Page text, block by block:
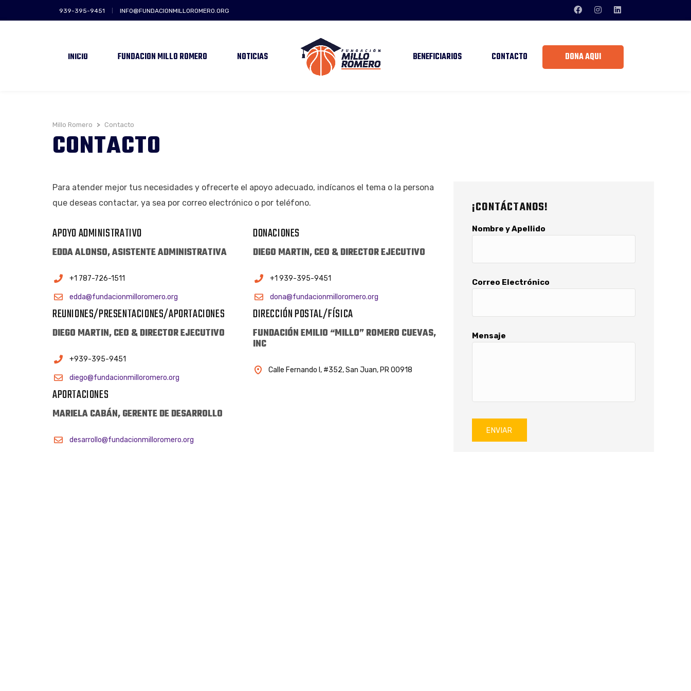
939-395-9451 INFO@FUNDACIONMILLOROMERO.ORG
INICIO FUNDACIÓN MILLO ROMERO NOTICIAS BENEFICIARIOS CONTACTO DONA AQUÍ
Millo Romero > Contacto
CONTACTO
Para atender mejor tus necesidades y ofrecerte el apoyo adecuado, indícanos el tema o la persona
que deseas contactar, ya sea por correo electrónico o por teléfono.
APOYO ADMINISTRATIVO
EDDA ALONSO, ASISTENTE ADMINISTRATIVA
+1 787-726-1511
edda@fundacionmilloromero.org
REUNIONES/PRESENTACIONES/APORTACIONES
DIEGO MARTIN, CEO & DIRECTOR EJECUTIVO
+939-395-9451
diego@fundacionmilloromero.org
APORTACIONES
MARIELA CABÁN, GERENTE DE DESARROLLO
desarrollo@fundacionmilloromero.org
DONACIONES
DIEGO MARTIN, CEO & DIRECTOR EJECUTIVO
+1 939-395-9451
dona@fundacionmilloromero.org
DIRECCIÓN POSTAL/FÍSICA
FUNDACIÓN EMILIO “MILLO” ROMERO CUEVAS,
INC
Calle Fernando I, #352, San Juan, PR 00918
¡CONTÁCTANOS!
Nombre y Apellido
Correo Electrónico
Mensaje